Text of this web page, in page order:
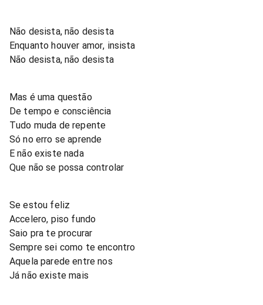
Não desista, não desista
Enquanto houver amor, insista
Não desista, não desista
Mas é uma questão
De tempo e consciência
Tudo muda de repente
Só no erro se aprende
E não existe nada
Que não se possa controlar
Se estou feliz
Accelero, piso fundo
Saio pra te procurar
Sempre sei como te encontro
Aquela parede entre nos
Já não existe mais